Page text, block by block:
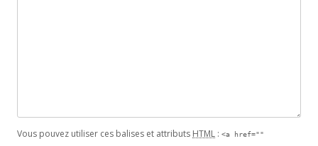
Vous pouvez utiliser ces balises et attributs HTML : <a href=""